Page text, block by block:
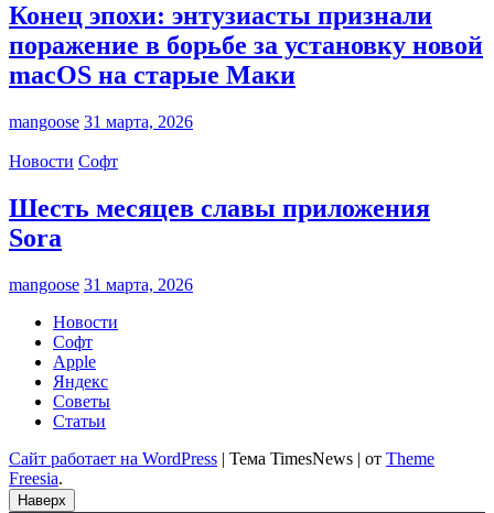
Конец эпохи: энтузиасты признали
поражение в борьбе за установку новой
macOS на старые Маки
mangoose 31 марта, 2026
Новости Софт
Шесть месяцев славы приложения
Sora
mangoose 31 марта, 2026
Новости
Софт
Apple
Яндекс
Советы
Статьи
Сайт работает на WordPress | Тема TimesNews | от Theme
Freesia.
Наверх